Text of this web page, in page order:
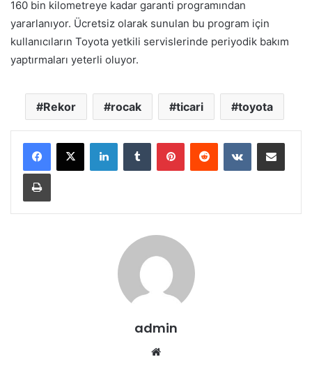
160 bin kilometreye kadar garanti programından
yararlanıyor. Ücretsiz olarak sunulan bu program için
kullanıcıların Toyota yetkili servislerinde periyodik bakım
yaptırmaları yeterli oluyor.
Rekor rocak ticari toyota
LinkedInTumblr PinterestReddit VKontakteE-Posta ile paylaş
Yazdır
admin